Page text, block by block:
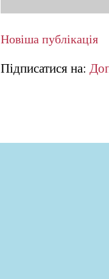
Новіша публікація
Підписатися на: